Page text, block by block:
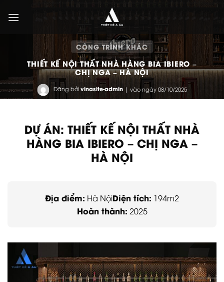
qua
CÔNG TRÌNH KHÁC
THIẾT KẾ NỘI THẤT NHÀ HÀNG BIA IBIERO –
CHỊ NGA – HÀ NỘI
Đăng bởi vinasite-admin | vào ngày 08/10/2025
DỰ ÁN: THIẾT KẾ NỘI THẤT NHÀ
HÀNG BIA IBIERO – CHỊ NGA –
HÀ NỘI
Địa điểm: Hà NộiDiện tích: 194m2
Hoàn thành: 2025